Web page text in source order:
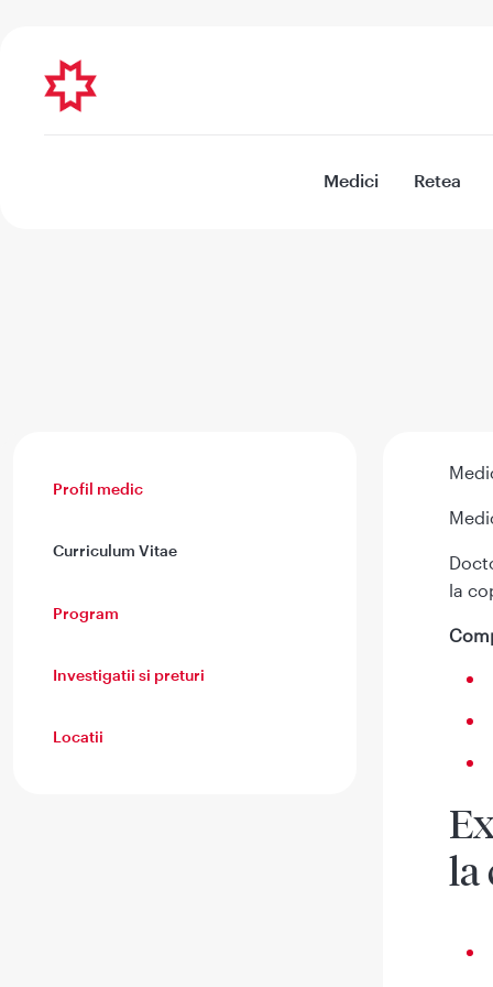
Medici Retea
Profil medic
Curriculum Vitae
Program
Investigatii si preturi
Locatii
la
la